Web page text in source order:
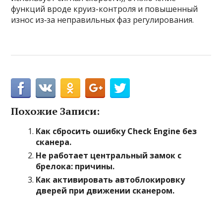
функций вроде круиз-контроля и повышенный
износ из‑за неправильных фаз регулирования.
Похожие Записи:
Как сбросить ошибку Check Engine без
сканера.
Не работает центральный замок с
брелока: причины.
Как активировать автоблокировку
дверей при движении сканером.